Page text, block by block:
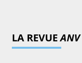
LA REVUEANV